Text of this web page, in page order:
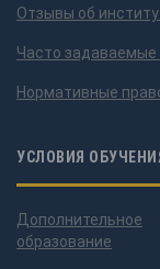
Отзывы об
Часто задаваемые
Нормативные
УСЛОВИЯ
Дополнительное
образование